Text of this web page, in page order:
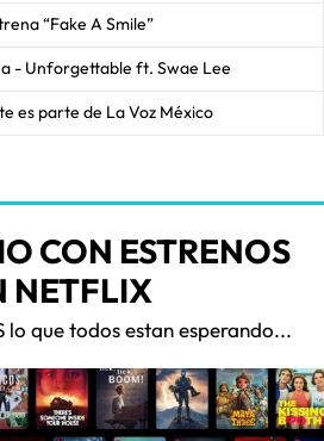
“Fake A Smile”
- Unforgettable ft. Swae Lee
es parte de La Voz México
CON ESTRENOS
NETFLIX
lo que todos estan esperando...